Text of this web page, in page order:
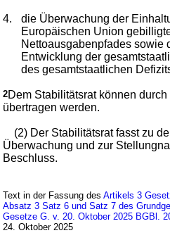
4.
die Überwachung der
Europäischen Union
Nettoausgabenpfades sowie
Entwicklung der
des gesamtstaatlichen
2Dem Stabilitätsrat können
übertragen werden.
(2) Der Stabilitätsrat fasst zu
Überwachung und zur
Beschluss.
Text in der Fassung desArtikels 3
Absatz 3 Satz 6 und Satz 7 des
Gesetze G. v. 20. Oktober 2025 BGBl.
24. Oktober 2025